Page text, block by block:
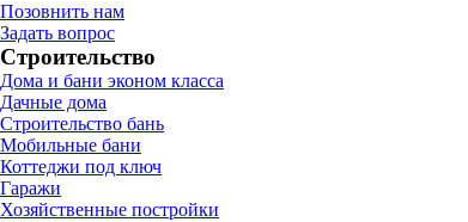
Позовнить нам
Задать вопрос
Строительство
Дома и бани эконом класса
Дачные дома
Строительство бань
Мобильные бани
Коттеджи под ключ
Гаражи
Хозяйственные постройки